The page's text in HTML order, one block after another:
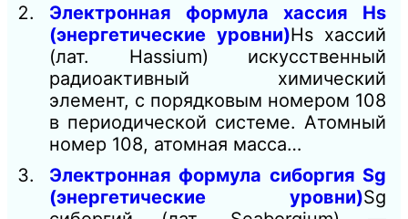
Электронная формула хассия Hs
(энергетические уровни)Hs хассий
(лат. Hassium) искусственный
радиоактивный химический
элемент, с порядковым номером 108
в периодической системе. Атомный
номер 108, атомная масса…
Электронная формула сиборгия Sg
(энергетические уровни)Sg